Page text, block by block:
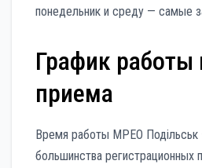
понедельник и среду — самые
График работы
приема
Время работы МРЕО Подільськ
большинства регистрационных